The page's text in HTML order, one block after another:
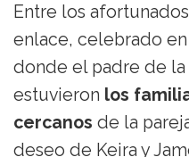
Entre los
enlace, celebrado
donde el padre de la
estuvieron los
cercanos de la
deseo de Keira y